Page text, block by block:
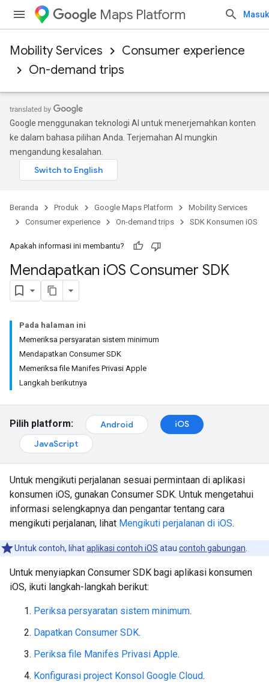
Maps Platform Masuk
Mobility Services
Consumer experience
On-demand trips
Google menggunakan teknologi AI untuk menerjemahkan konten
ke dalam bahasa pilihan Anda. Terjemahan AI mungkin
mengandung kesalahan.
Beranda Produk Google Maps Platform
Mobility Services
Consumer experience
On-demand trips SDK Konsumen iOS
Apakah informasi ini membantu?
Mendapatkan iOS Consumer SDK
Pada halaman ini
Memeriksa persyaratan sistem minimum
Mendapatkan Consumer SDK
Memeriksa file Manifes Privasi Apple
Langkah berikutnya
Pilih platform: Android
iOS
JavaScript
Untuk mengikuti perjalanan sesuai permintaan di aplikasi
konsumen iOS, gunakan Consumer SDK. Untuk mengetahui
informasi selengkapnya dan pengantar tentang cara
mengikuti perjalanan, lihat Mengikuti perjalanan di iOS.
Untuk contoh, lihataplikasi contoh iOS atau contoh gabungan
Untuk menyiapkan Consumer SDK bagi aplikasi konsumen
iOS, ikuti langkah-langkah berikut:
Periksa persyaratan sistem minimum.
Dapatkan Consumer SDK.
Periksa file Manifes Privasi Apple.
Konfigurasi project Konsol Google Cloud.